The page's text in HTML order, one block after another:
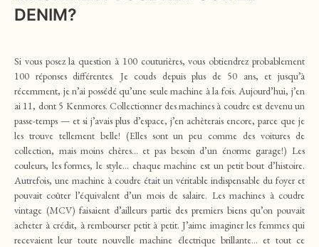
DENIM?
Si vous posez la question à 100 couturières, vous obtiendrez probablement
100 réponses différentes. Je couds depuis plus de 50 ans, et jusqu’à
récemment, je n’ai possédé qu’une seule machine à la fois. Aujourd’hui, j’en
ai 11, dont 5 Kenmores. Collectionner des machines à coudre est devenu un
passe-temps — et si j’avais plus d’espace, j’en achèterais encore, parce que je
les trouve tellement belle! (Elles sont un peu comme des voitures de
collection, mais moins chères… et pas besoin d’un énorme garage!) Les
couleurs, les formes, le style… chaque machine est un petit bout d’histoire.
Autrefois, une machine à coudre était un véritable indispensable du foyer et
pouvait coûter l’équivalent d’un mois de salaire. Les machines à coudre
vintage (MCV) faisaient d’ailleurs partie des premiers biens qu’on pouvait
acheter à crédit, à rembourser petit à petit. J’aime imaginer les femmes qui
recevaient leur toute nouvelle machine électrique brillante… et tout ce